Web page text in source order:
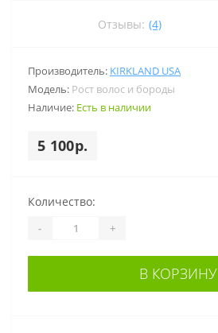
Отзывы: (4)
Производитель: KIRKLAND USA
Модель: Рост волос и бороды
Наличие: Есть в наличии
5 100р.
Количество:
- +
В КОРЗИНУ